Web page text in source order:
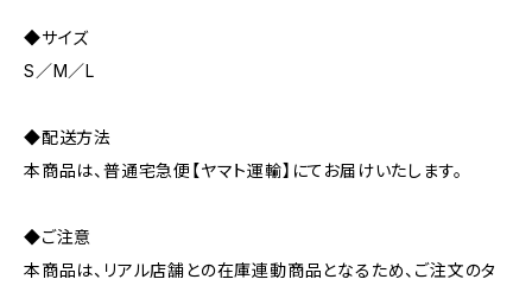
◆サイズ
S／M／L
◆配送方法
本商品は、普通宅急便【ヤマト運輸】にてお届けいたします。
◆ご注意
本商品は、リアル店舗との在庫連動商品となるため、ご注文のタ